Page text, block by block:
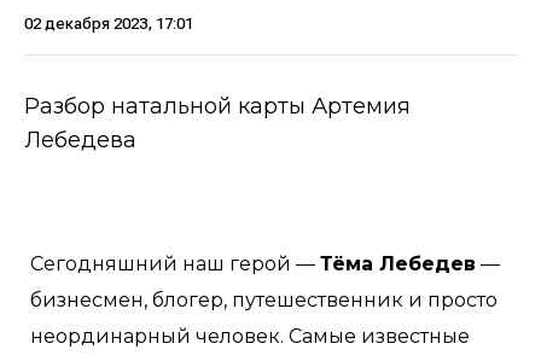
02 декабря 2023, 17:01
Разбор натальной карты Артемия
Лебедева
Сегодняшний наш герой — Тёма Лебедев —
бизнесмен, блогер, путешественник и просто
неординарный человек. Самые известные